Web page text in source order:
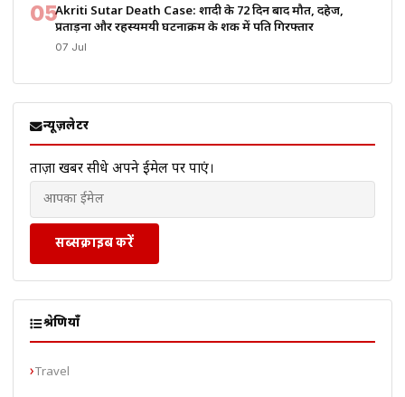
05Akriti Sutar Death Case: शादी के 72 दिन बाद मौत, दहेज,
प्रताड़ना और रहस्यमयी घटनाक्रम के शक में पति गिरफ्तार
07 Jul
न्यूज़लेटर
ताज़ा खबरें सीधे अपने ईमेल पर पाएं।
सब्सक्राइब करें
श्रेणियाँ
Travel